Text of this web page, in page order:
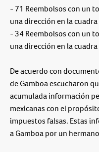
- 71 Reembolsos con un
una dirección en la
- 34 Reembolsos con un
una dirección en la
De acuerdo con
de Gamboa escucharon
acumulada información
mexicanas con el
impuestos falsas. Estas
a Gamboa por un